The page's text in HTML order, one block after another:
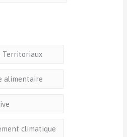
Territoriaux
alimentaire
climatique